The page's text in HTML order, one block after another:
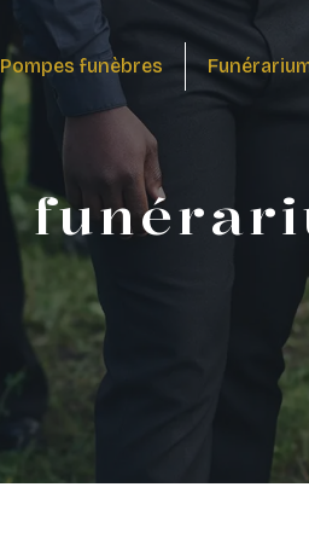
Pompes funèbres